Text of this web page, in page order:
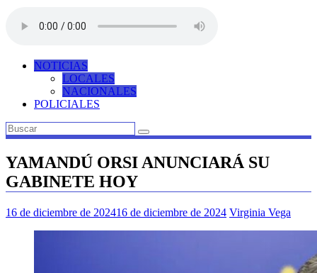
NOTICIAS
LOCALES
NACIONALES
POLICIALES
YAMANDÚ ORSI ANUNCIARÁ SU
GABINETE HOY
16 de diciembre de 202416 de diciembre de 2024 Virginia Vega